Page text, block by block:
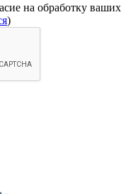
на обработку ваших
)